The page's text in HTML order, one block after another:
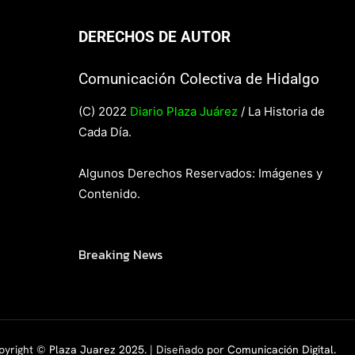
DERECHOS DE AUTOR
Comunicación Colectiva de Hidalgo
(C) 2022 Diario Plaza Juárez / La Historia de
Cada Día.
Algunos Derechos Reservados: Imágenes y
Contenido.
Breaking News
© Plaza Juarez 2025. | Diseñado por Comunicación Digital.